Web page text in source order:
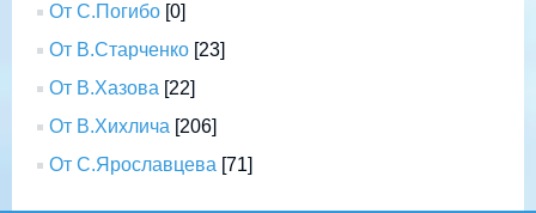
От С.Погибо [0]
От В.Старченко [23]
От В.Хазова [22]
От В.Хихлича [206]
От С.Ярославцева [71]